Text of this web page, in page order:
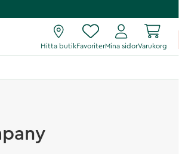
Hitta butikFavoriterMina sidorVarukorg